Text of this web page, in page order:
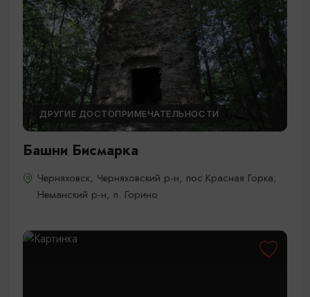
ДРУГИЕ ДОСТОПРИМЕЧАТЕЛЬНОСТИ
Башни Бисмарка
Черняховск, Черняховский р-н, пос.Красная Горка;
Неманский р-н, п. Горино